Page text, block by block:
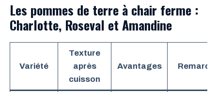
Les pommes de terre à chair ferme :
Charlotte, Roseval et Amandine
Variété
Texture
après
cuisson
Avantages